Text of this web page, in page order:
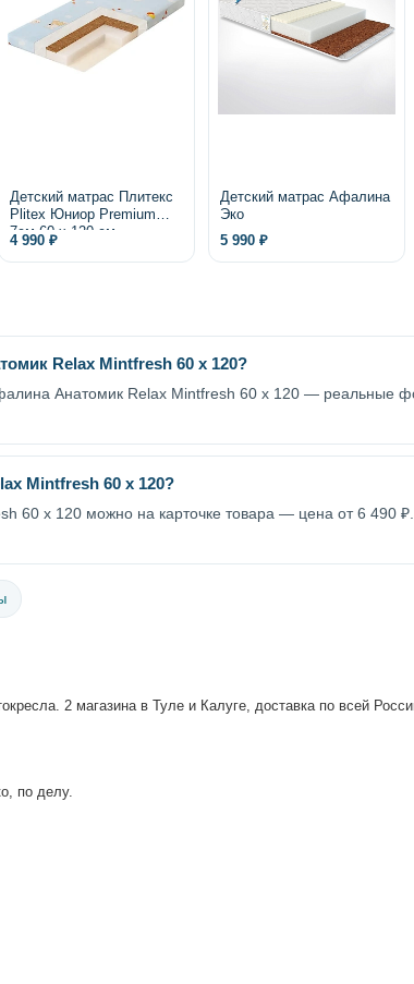
Детский матрас Плитекс
Plitex Юниор Premium
7см 60 х 120 см
4 990 ₽
Детский матрас Афалина
Эко
5 990 ₽
Relax Mintfresh 60 х 120?
Анатомик Relax Mintfresh 60 х 120 — реальные
Mintfresh 60 х 120?
60 х 120 можно на карточке товара — цена от 6 490
2 магазина в Туле и Калуге, доставка по всей
по делу.